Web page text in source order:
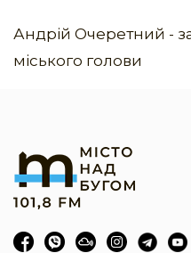
Андрій Очеретний -
міського голови